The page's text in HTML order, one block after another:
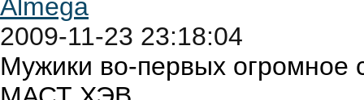
Almega
2009-11-23 23:18:04
Мужики во-первых огромное